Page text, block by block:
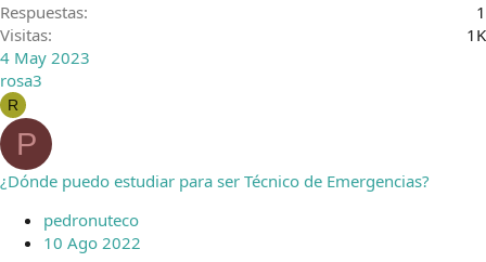
Respuestas
1
Visitas
1K
4 May 2023
rosa3
R
P
¿Dónde puedo estudiar para ser Técnico de Emergencias?
pedronuteco
10 Ago 2022